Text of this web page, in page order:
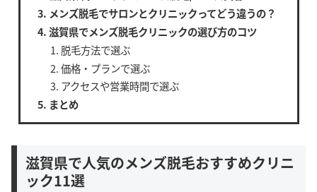
メンズ脱毛でサロンとクリニックってどう違うの？
滋賀県でメンズ脱毛クリニックの選び方のコツ
脱毛方法で選ぶ
価格・プランで選ぶ
アクセスや営業時間で選ぶ
まとめ
滋賀県で人気のメンズ脱毛おすすめクリニ
ック11選